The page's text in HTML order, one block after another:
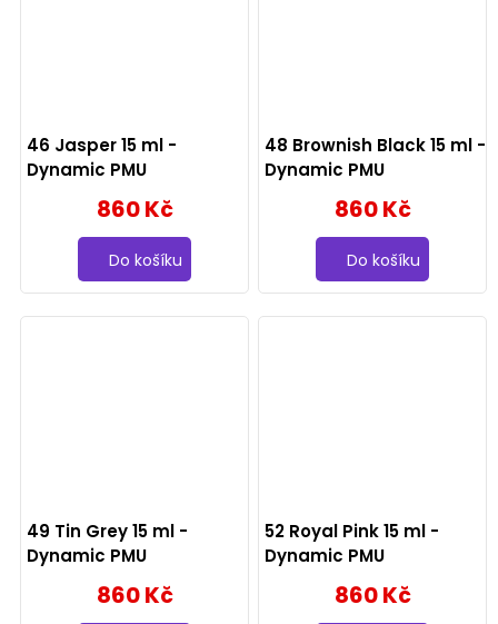
46 Jasper 15 ml -
Dynamic PMU
860 Kč
Do košíku
48 Brownish Black 15 ml -
Dynamic PMU
860 Kč
Do košíku
49 Tin Grey 15 ml -
Dynamic PMU
860 Kč
52 Royal Pink 15 ml -
Dynamic PMU
860 Kč